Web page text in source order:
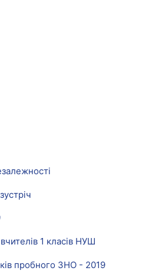
1 класів НУШ
пробного ЗНО - 2019